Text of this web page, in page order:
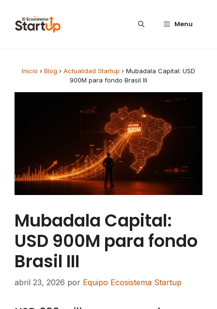
Menu
Inicio › Blog › Actualidad Startup › Mubadala Capital: USD
900M para fondo Brasil III
Mubadala Capital:
USD 900M para fondo
Brasil III
abril 23, 2026 por Equipo Ecosistema Startup